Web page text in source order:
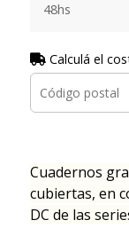
48hs
Calculá el
Cuadernos
cubiertas, en
DC de las